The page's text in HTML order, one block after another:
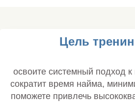
Цель
освоите системный подход к
сократит время найма,
поможете привлечь